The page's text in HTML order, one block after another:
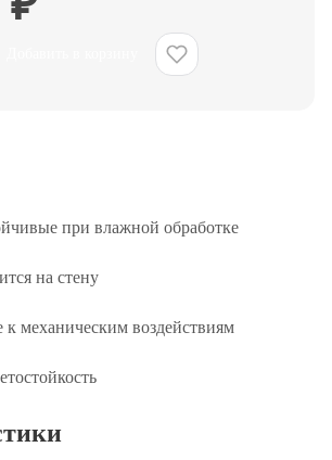
при влажной обработке
на стену
к механическим воздействиям